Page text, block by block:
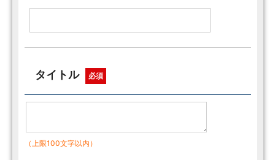
タイトル 必須
（上限100文字以内）